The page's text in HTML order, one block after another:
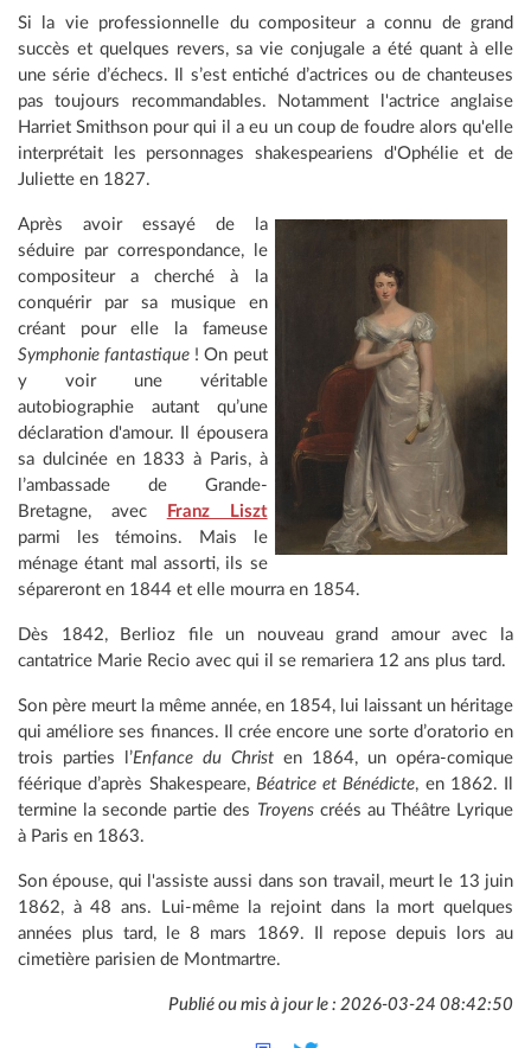
Si la vie professionnelle du compositeur a connu de grand
succès et quelques revers, sa vie conjugale a été quant à elle
une série d’échecs. Il s’est entiché d’actrices ou de chanteuses
pas toujours recommandables. Notamment l'actrice anglaise
Harriet Smithson pour qui il a eu un coup de foudre alors qu'elle
interprétait les personnages shakespeariens d'Ophélie et de
Juliette en 1827.
Après avoir essayé de la
séduire par correspondance, le
compositeur a cherché à la
conquérir par sa musique en
créant pour elle la fameuse
Symphonie fantastique ! On peut
y voir une véritable
autobiographie autant qu’une
déclaration d'amour. Il épousera
sa dulcinée en 1833 à Paris, à
l’ambassade de Grande-
Bretagne, avec
Franz Liszt
parmi les témoins. Mais le
ménage étant mal assorti, ils se
sépareront en 1844 et elle mourra en 1854.
Dès 1842, Berlioz file un nouveau grand amour avec la
cantatrice Marie Recio avec qui il se remariera 12 ans plus tard.
Son père meurt la même année, en 1854, lui laissant un héritage
qui améliore ses finances. Il crée encore une sorte d’oratorio en
trois parties l’Enfance du Christ en 1864, un opéra-comique
féérique d’après Shakespeare, Béatrice et Bénédicte, en 1862. Il
termine la seconde partie des Troyenscréés au Théâtre Lyrique
à Paris en 1863.
Son épouse, qui l'assiste aussi dans son travail, meurt le 13 juin
1862, à 48 ans. Lui-même la rejoint dans la mort quelques
années plus tard, le 8 mars 1869. Il repose depuis lors au
cimetière parisien de Montmartre.
Publié ou mis à jour le : 2026-03-24 08:42:50